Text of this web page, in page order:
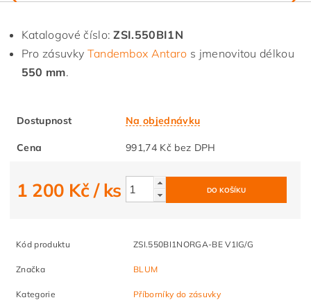
Katalogové číslo:ZSI.550BI1N
Pro zásuvky Tandembox Antaro s jmenovitou délkou
550 mm.
Dostupnost Na objednávku
Cena 991,74 Kč bez DPH
1 200 Kč/ ks
Kód produktu ZSI.550BI1NORGA-BE V1IG/G
Značka BLUM
Kategorie Příborníky do zásuvky